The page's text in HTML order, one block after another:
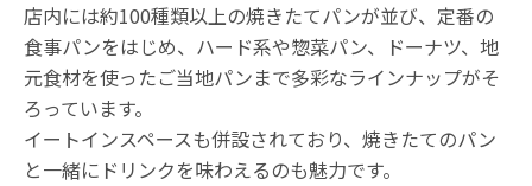
店内には約100種類以上の焼きたてパンが並び、定番の
食事パンをはじめ、ハード系や惣菜パン、ドーナツ、地
元食材を使ったご当地パンまで多彩なラインナップがそ
ろっています。
イートインスペースも併設されており、焼きたてのパン
と一緒にドリンクを味わえるのも魅力です。